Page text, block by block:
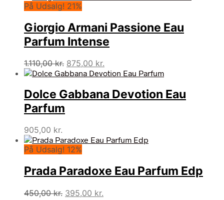
På Udsalg! 21%
Giorgio Armani Passione Eau
Parfum Intense
1.110,00kr. Den
oprindelige
var:
1.110,00 kr..
875,00 kr.
aktuelle
er:
875,00 kr..
Dolce Gabbana Devotion Eau
Parfum
905,00 kr.
På Udsalg! 12%
Prada Paradoxe Eau Parfum Edp
450,00kr. Den
395,00 kr.